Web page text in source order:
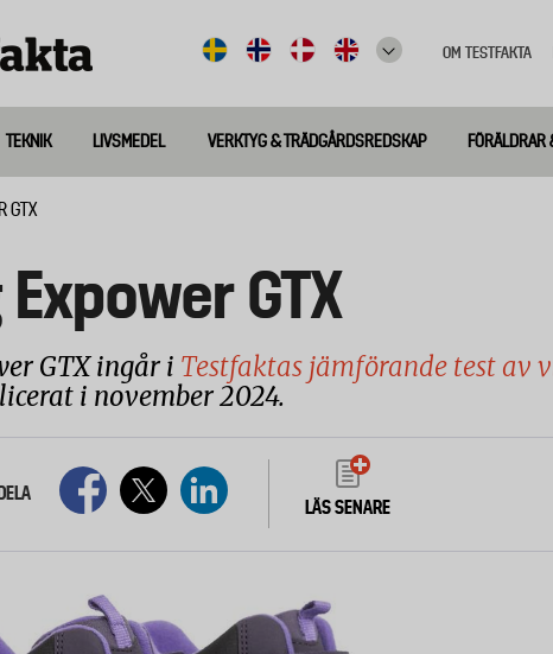
meny
OM TESTFAKTA
TEKNIK LIVSMEDEL VERKTYG & TRÄDGÅRDSREDSKAP FÖRÄLDRAR
GTX
GTX
GTX ingår i Testfaktas jämförande test av
i november 2024.
LÄS SENARE